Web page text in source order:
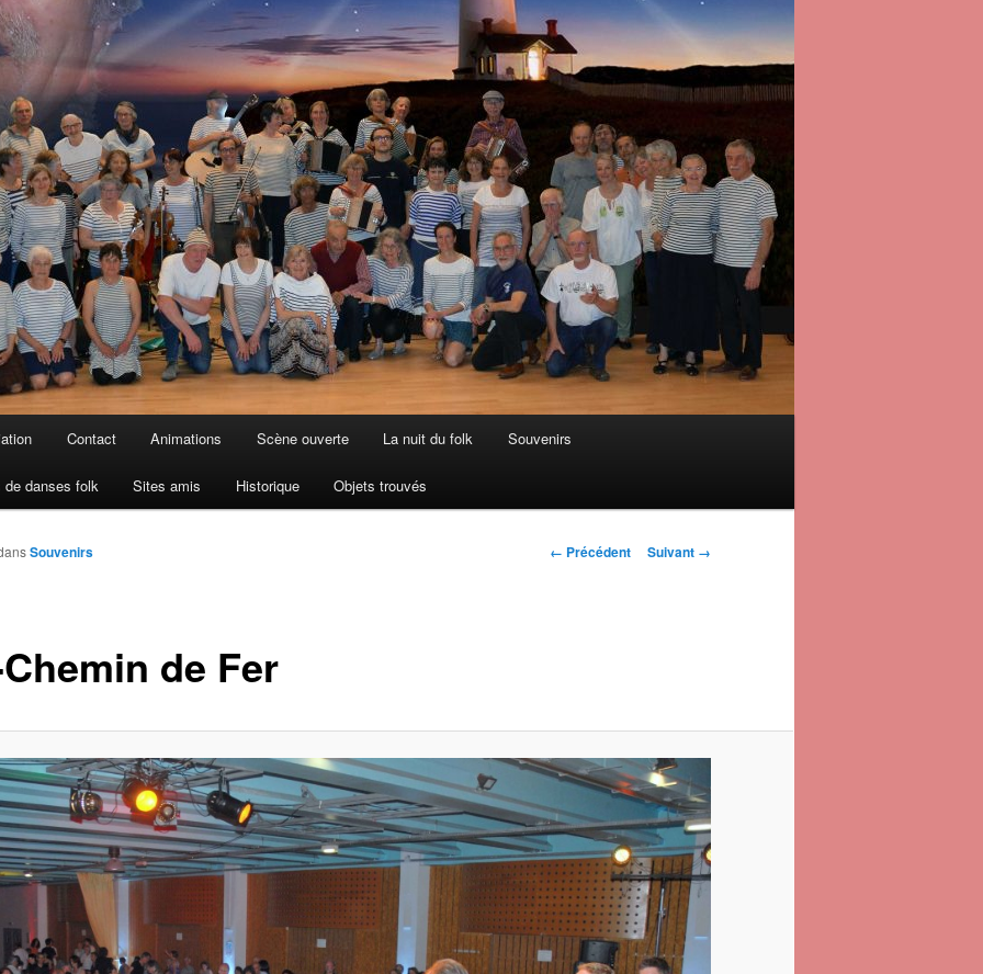
Contact Animations Scène ouverte La nuit du folk Souvenirs
de danses folk Sites amis Historique Objets trouvés
Navigation des
← Précédent Suivant →
de Fer
Souvenirs